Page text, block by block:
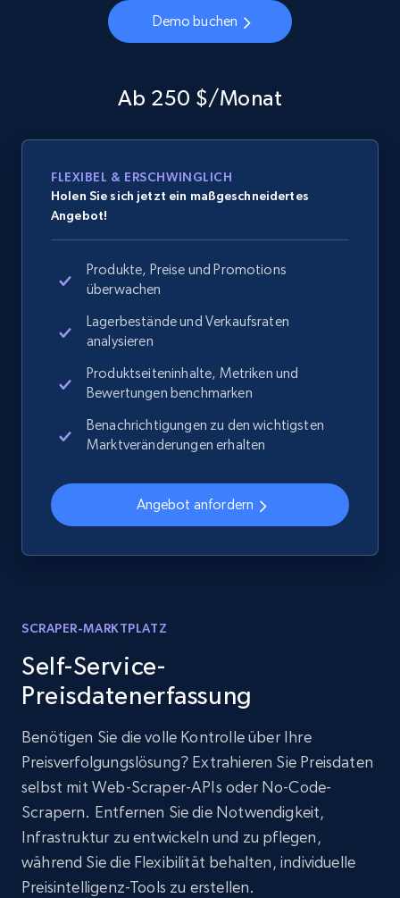
Demo buchen
Ab 250 $/Monat
FLEXIBEL & ERSCHWINGLICH
Holen Sie sich jetzt ein maßgeschneidertes
Angebot!
Produkte, Preise und Promotions
überwachen
Lagerbestände und Verkaufsraten
analysieren
Produktseiteninhalte, Metriken und
Bewertungen benchmarken
Benachrichtigungen zu den wichtigsten
Marktveränderungen erhalten
Angebot anfordern
SCRAPER-MARKTPLATZ
Self-Service-
Preisdatenerfassung
Benötigen Sie die volle Kontrolle über Ihre
Preisverfolgungslösung? Extrahieren Sie Preisdaten
selbst mit Web-Scraper-APIs oder No-Code-
Scrapern. Entfernen Sie die Notwendigkeit,
Infrastruktur zu entwickeln und zu pflegen,
während Sie die Flexibilität behalten, individuelle
Preisintelligenz-Tools zu erstellen.